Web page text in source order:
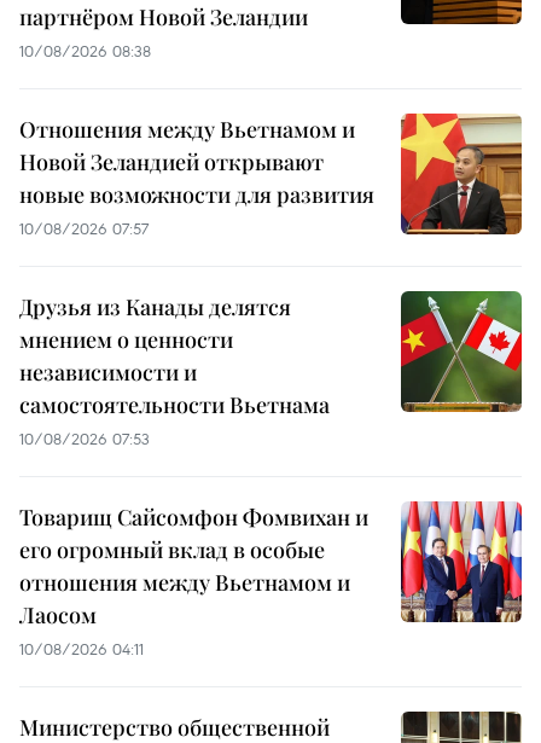
партнёром Новой Зеландии
10/08/2026 08:38
Отношения между Вьетнамом и
Новой Зеландией открывают
новые возможности для развития
10/08/2026 07:57
Друзья из Канады делятся
мнением о ценности
независимости и
самостоятельности Вьетнама
10/08/2026 07:53
Товарищ Сайсомфон Фомвихан и
его огромный вклад в особые
отношения между Вьетнамом и
Лаосом
10/08/2026 04:11
Министерство общественной